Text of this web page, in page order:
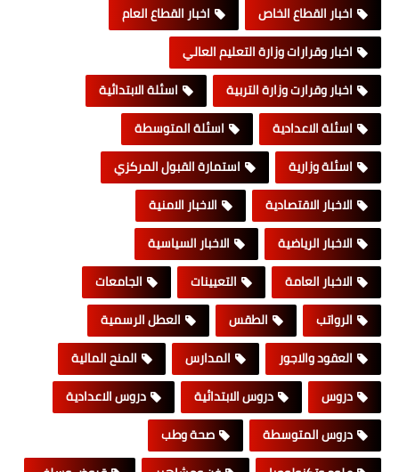
اخبار القطاع الخاص
اخبار القطاع العام
اخبار وقرارات وزارة التعليم العالي
اخبار وقرارت وزارة التربية
اسئلة الابتدائية
اسئلة الاعدادية
اسئلة المتوسطة
اسئلة وزارية
استمارة القبول المركزي
الاخبار الاقتصادية
الاخبار الامنية
الاخبار الرياضية
الاخبار السياسية
الاخبار العامة
التعيينات
الجامعات
الرواتب
الطقس
العطل الرسمية
العقود والاجور
المدارس
المنح المالية
دروس
دروس الابتدائية
دروس الاعدادية
دروس المتوسطة
صحة وطب